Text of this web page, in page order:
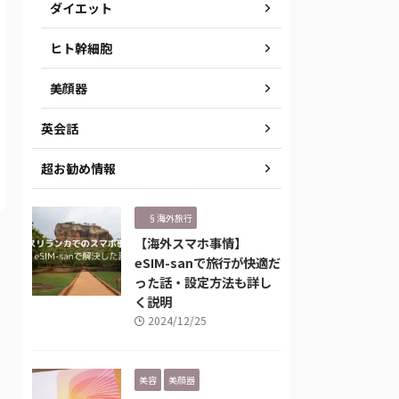
ダイエット
ヒト幹細胞
美顔器
英会話
超お勧め情報
§海外旅行
【海外スマホ事情】
eSIM-sanで旅行が快適だ
った話・設定方法も詳し
く説明
2024/12/25
美容 美顔器